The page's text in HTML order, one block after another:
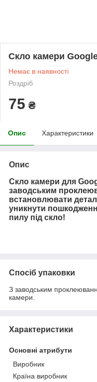
Скло камери
Немає в наявності
Роздріб
75 ₴
Опис Характеристики
Опис
Скло камери для
заводським
встановлювати
уникнути
пилу під скло!
Спосіб упаковки
З заводським
камери.
Характеристики
Основні атрибути
Виробник
Країна виробник